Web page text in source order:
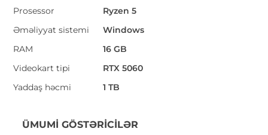
Prosessor
Ryzen 5
Əməliyyat sistemi
Windows
RAM
16 GB
Videokart tipi
RTX 5060
Yaddaş həcmi
1 TB
ÜMUMI GÖSTƏRICILƏR